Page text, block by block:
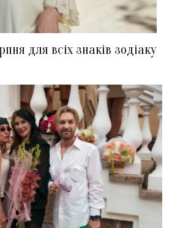
для всіх знаків зодіаку